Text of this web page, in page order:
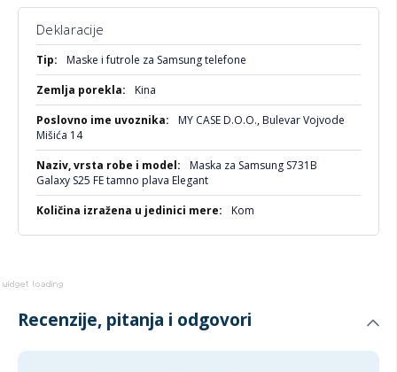
Idealna za:
Svakodnevnu upotrebu uz stil
Poslovne ljude koji vole eleganciju
Sve koji žele sigurnost bez kompromisa
Deklaracije
Više
informacija
Maske i futrole za Samsung telefone
Kina
MY CASE D.O.O., Bulevar Vojvode
Mišića 14
Maska za Samsung S731B
Galaxy S25 FE tamno plava Elegant
Kom
Recenzije, pitanja i odgovori